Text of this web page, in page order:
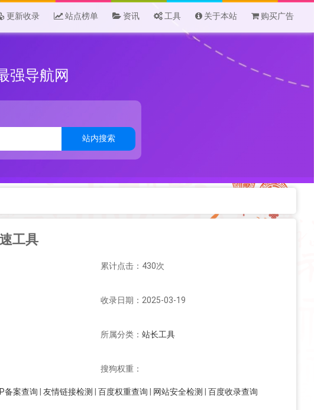
更新收录 站点榜单 资讯 工具 关于本站 购买广告
强导航网
站内搜索
工具
累计点击：430次
收录日期：2025-03-19
所属分类： 站长工具
搜狗权重：
备案查询 友情链接检测 百度权重查询 网站安全检测 百度收录查询